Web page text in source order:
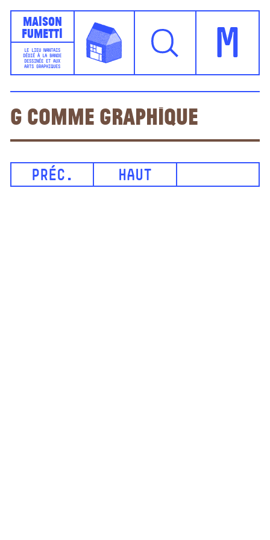
Maison
Fumetti
LE LIEU NANTAIS
DÉDIÉ À LA BANDE
DESSINÉE ET AUX
ARTS GRAPHIQUES
M
G comme Graphique
PRÉC. HAUT